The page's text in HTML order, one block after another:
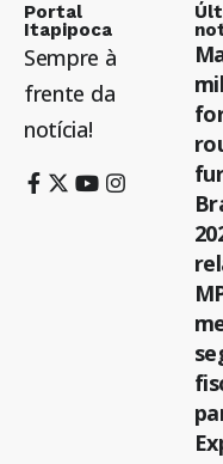
Portal
Itapipoca
Sempre à
frente da
notícia!